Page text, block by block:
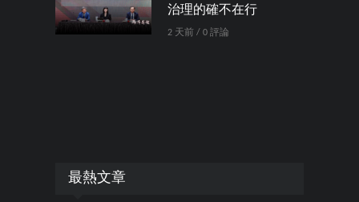
治理的確不在行
2 天前 / 0 評論
最熱文章